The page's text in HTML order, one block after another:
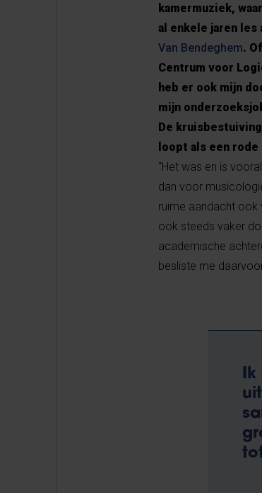
kamermuziek,
al enkele jaren les
Van Bendeghem.
Centrum voor
heb er ook mijn
mijn
De
loopt als een
“Het was en is
dan voor
ruime aandacht
ook steeds vaker
academische
besliste me